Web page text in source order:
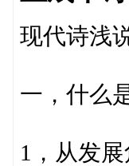
现代诗浅
一，什么
1，从发